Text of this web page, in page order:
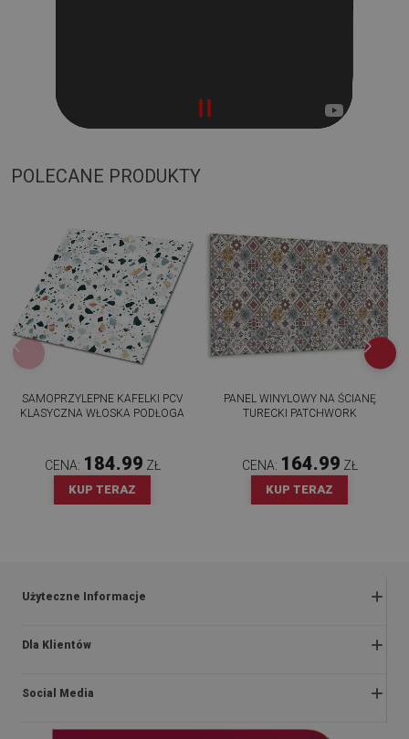
POLECANE PRODUKTY
SAMOPRZYLEPNE KAFELKI PCV
KLASYCZNA WŁOSKA PODŁOGA
CENA: 184.99 ZŁ
KUP TERAZ
PANEL WINYLOWY NA ŚCIANĘ
TURECKI PATCHWORK
CENA: 164.99 ZŁ
KUP TERAZ
Użyteczne Informacje
Zwroty i reklamacje
Polityka prywatności i cookies
Dla Klientów
O nas
Social Media